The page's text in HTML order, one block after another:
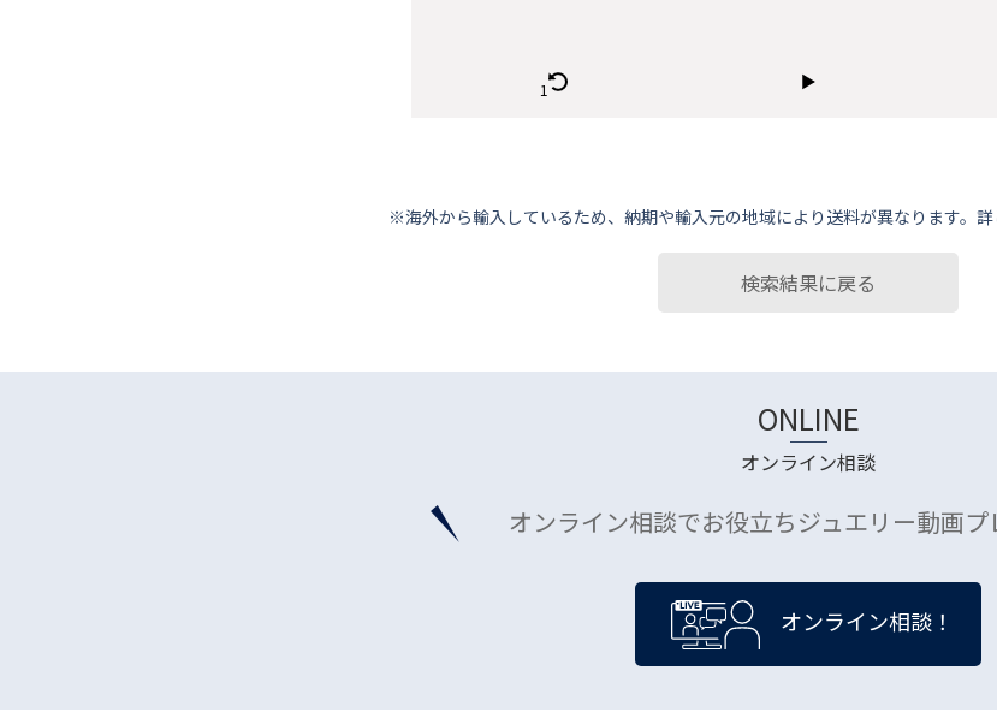
※海外から輸⼊しているため、納期や輸⼊元の地域により送料が異なります。詳
検索結果に戻る
ONLINE
オンライン相談
オンライン相談でお役立ちジュエリー動画プ
オンライン相談！